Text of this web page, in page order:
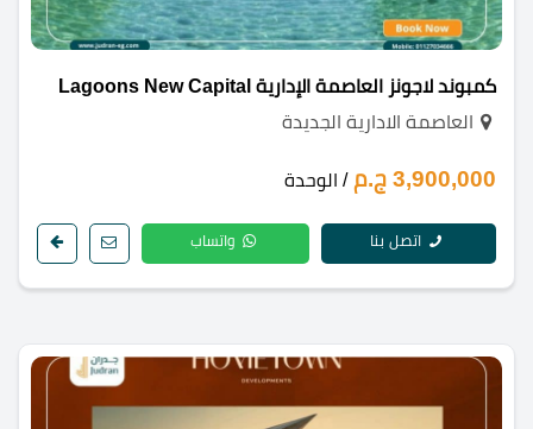
كمبوند لاجونز العاصمة الإدارية Lagoons New Capital
العاصمة الادارية الجديدة
3,900,000 ج.م / الوحدة
اتصل بنا واتساب